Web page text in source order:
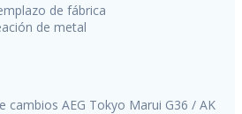
de fábrica
de metal
cambios AEG Tokyo Marui G36 / AK